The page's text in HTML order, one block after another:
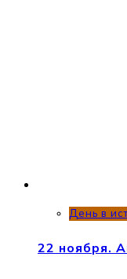
День в
22 ноября.